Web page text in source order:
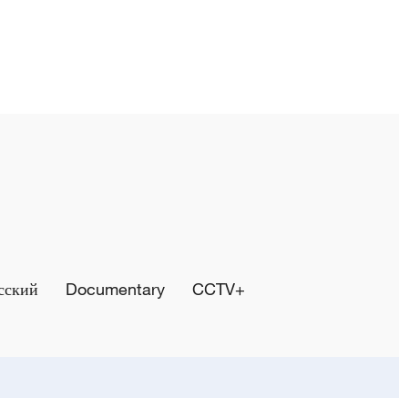
Documentary CCTV+